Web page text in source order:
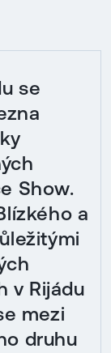
se
Show.
a
v Rijádu
mezi
druhu